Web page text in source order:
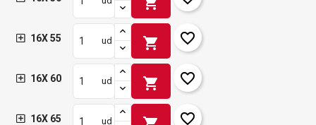
16X 55 ud shopping_cart favorite_border
16X 60 ud shopping_cart favorite_border
16X 65 ud favorite_border